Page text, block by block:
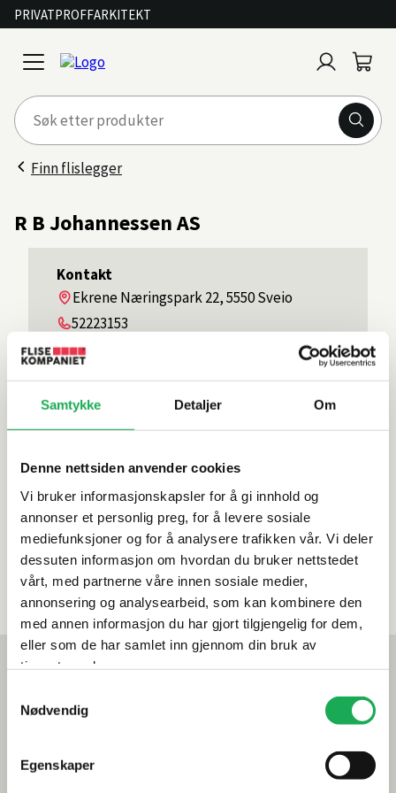
Samtykke Detaljer Om
Denne nettsiden anvender cookies
Vi bruker informasjonskapsler for å gi innhold og
annonser et personlig preg, for å levere sosiale
mediefunksjoner og for å analysere trafikken vår. Vi deler
dessuten informasjon om hvordan du bruker nettstedet
vårt, med partnerne våre innen sosiale medier,
annonsering og analysearbeid, som kan kombinere den
med annen informasjon du har gjort tilgjengelig for dem,
eller som de har samlet inn gjennom din bruk av
tjenestene deres.
Nødvendig
Egenskaper
PRIVATPROFFARKITEKT
open
menu
inn
Finn flislegger
R B Johannessen AS
Kontakt
Adresse
Ekrene Næringspark 22, 5550 Sveio
Telefon
52223153
Kontakt oss
Mesterbedrifter StartBANK
Mest lest akkurat nå
Tips og råd